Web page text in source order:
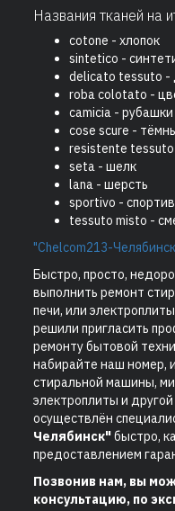
Названия тканей на
cotone - хлопок
sintetico -
delicato tessuto -
roba colotato -
camicia - рубашки
cose scure -
resistente tessuto
seta - шелк
lana - шерсть
sportivo -
tessuto misto -
"Chelcom213-
Быстро, просто,
выполнить ремонт
печи, или
решили пригласить
ремонту бытовой
набирайте наш номер,
стиральной машины,
электроплиты и
осуществлён
Челябинск"быстро,
предоставлением
Позвонив нам, вы
консультацию, по